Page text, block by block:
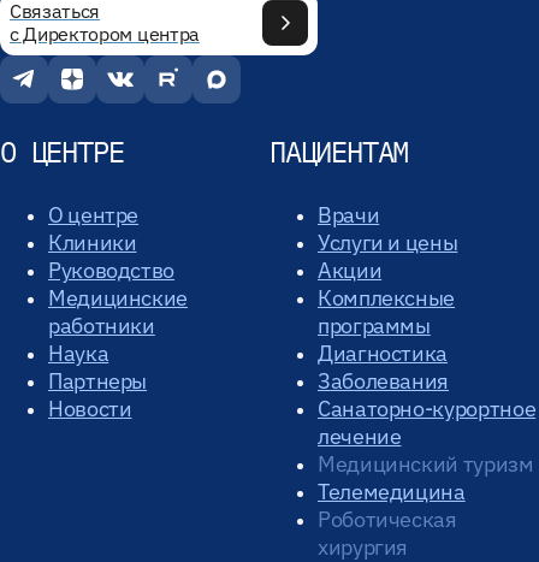
Связаться
с Директором центра
О ЦЕНТРЕ
О центре
Клиники
Руководство
Медицинские
работники
Наука
Партнеры
Новости
ПАЦИЕНТАМ
Врачи
Услуги и цены
Акции
Комплексные
программы
Диагностика
Заболевания
Санаторно-курортное
лечение
Медицинский туризм
Телемедицина
Роботическая
хирургия